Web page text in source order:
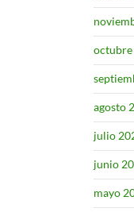
agosto
julio
junio
mayo